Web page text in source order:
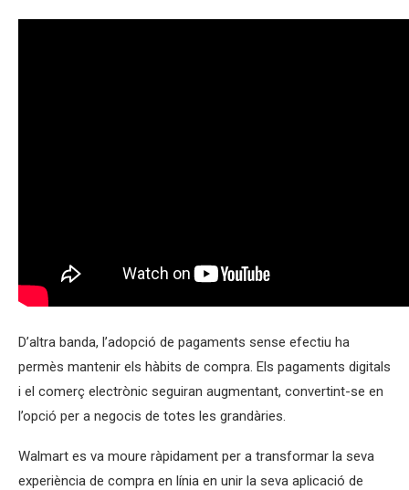
D’altra banda, l’adopció de pagaments sense efectiu ha
permès mantenir els hàbits de compra. Els pagaments digitals
i el comerç electrònic seguiran augmentant, convertint-se en
l’opció per a negocis de totes les grandàries.
Walmart es va moure ràpidament per a transformar la seva
experiència de compra en línia en unir la seva aplicació de